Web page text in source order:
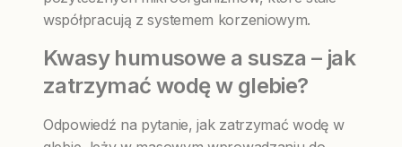
współpracują z systemem korzeniowym.
Kwasy humusowe a susza – jak
zatrzymać wodę w glebie?
Odpowiedź na pytanie, jak zatrzymać wodę w